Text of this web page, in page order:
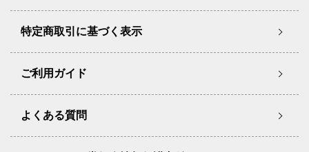
特定商取引に基づく表示
ご利用ガイド
よくある質問